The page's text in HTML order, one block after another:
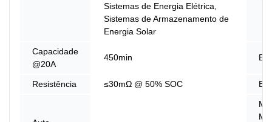
Sistemas de Energia Elétrica,
Sistemas de Armazenamento de
Energia Solar
Capacidade
@20A
450min
Resistência ≤30mΩ @ 50% SOC